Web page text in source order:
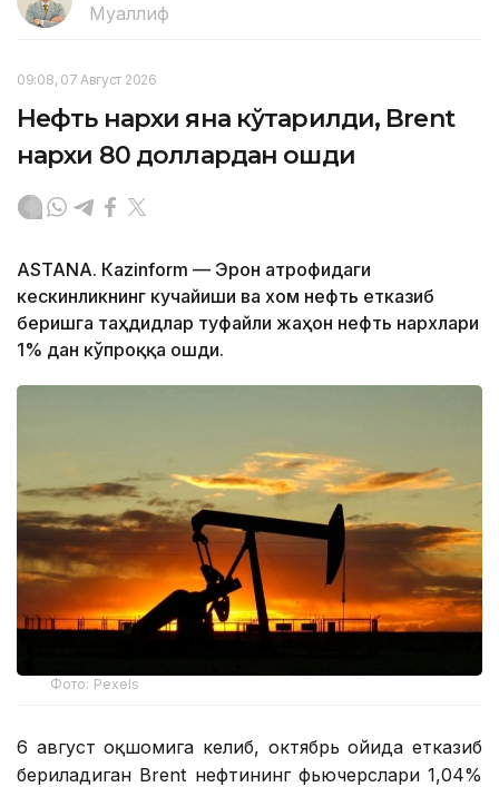
Муаллиф
09:08, 07 Август 2026
Нефть нархи яна кўтарилди, Brent
нархи 80 доллардан ошди
ASTANА. Кazinform — Эрон атрофидаги
кескинликнинг кучайиши ва хом нефть етказиб
беришга таҳдидлар туфайли жаҳон нефть нархлари
1% дан кўпроққа ошди.
Фото: Pexels
6 август оқшомига келиб, октябрь ойида етказиб
бериладиган Brent нефтининг фьючерслари 1,04%